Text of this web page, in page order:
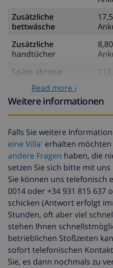
Zusätzliche
bettwäsche
Zusätzliche
handtücher
Späte abreise
Zusätzliche
reinigung
Reiserücktrittsfonds:
Read more ›
Weitere informationen
Falls Sie weitere
eine Villa' erhalten
andere Fragen haben, die
setzen Sie sich bitte mit
Sie können uns telefonisch
0014 oder +34 931 815 637
schicken (Antwort erfolgt
Stunden, oft aber viel
stehen Ihnen
betrieblichen Stoßzeiten
sofort telefonischen
Sie, es dann nochmals zu